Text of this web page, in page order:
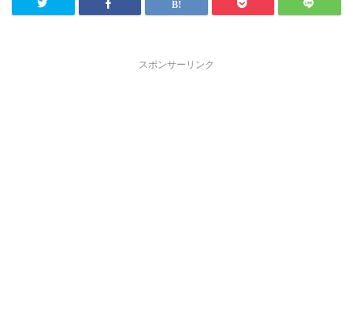
スポンサーリンク